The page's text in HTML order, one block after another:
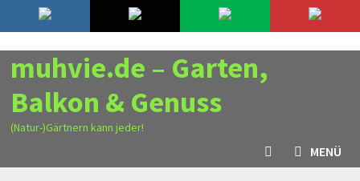
Zurück
zum
Inhalt
6. August 2026
muhvie.de – Garten,
Balkon & Genuss
(Natur-)Gärtnern kann jeder!
MENÜ